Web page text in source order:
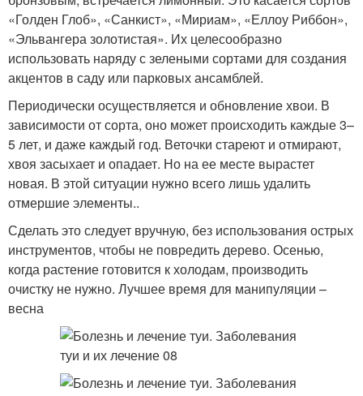
«Голден Глоб», «Санкист», «Мириам», «Еллоу Риббон»,
«Эльвангера золотистая». Их целесообразно
использовать наряду с зелеными сортами для создания
акцентов в саду или парковых ансамблей.
Периодически осуществляется и обновление хвои. В
зависимости от сорта, оно может происходить каждые 3–
5 лет, и даже каждый год. Веточки стареют и отмирают,
хвоя засыхает и опадает. Но на ее месте вырастет
новая. В этой ситуации нужно всего лишь удалить
отмершие элементы..
Сделать это следует вручную, без использования острых
инструментов, чтобы не повредить дерево. Осенью,
когда растение готовится к холодам, производить
очистку не нужно. Лучшее время для манипуляции –
весна